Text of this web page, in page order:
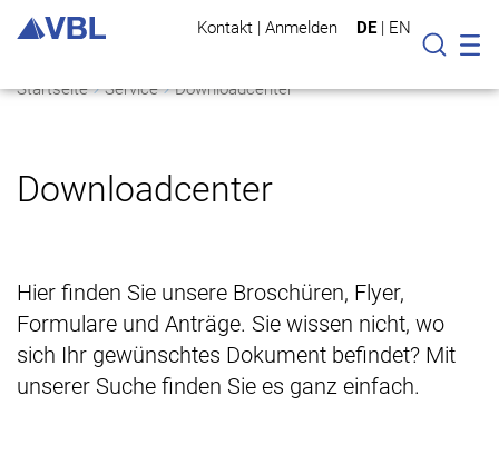
Kontakt | Anmelden DE | EN
Suche
Startseite Service Downloadcenter
Downloadcenter
Hier finden Sie unsere Broschüren, Flyer,
Formulare und Anträge. Sie wissen nicht, wo
sich Ihr gewünschtes Dokument befindet? Mit
unserer Suche finden Sie es ganz einfach.